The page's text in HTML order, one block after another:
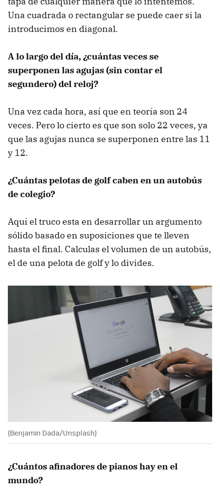
Una cuadrada o rectangular se puede caer si la
introducimos en diagonal.
A lo largo del día, ¿cuántas veces se
superponen las agujas (sin contar el
segundero) del reloj?
Una vez cada hora, así que en teoría son 24
veces. Pero lo cierto es que son solo 22 veces, ya
que las agujas nunca se superponen entre las 11
y 12.
¿Cuántas pelotas de golf caben en un autobús
de colegio?
Aquí el truco esta en desarrollar un argumento
sólido basado en suposiciones que te lleven
hasta el final. Calculas el volumen de un autobús,
el de una pelota de golf y lo divides.
(Benjamin Dada/Unsplash)
¿Cuántos afinadores de pianos hay en el
mundo?